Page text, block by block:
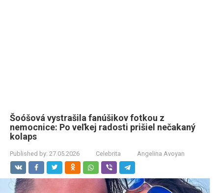
Šoóšová vystrašila fanúšikov fotkou z
nemocnice: Po veľkej radosti prišiel nečakaný
kolaps
Published by: 27.05.2026 Celebrita Angelina Avoyan